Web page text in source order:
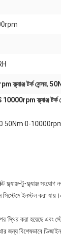
ফ্ল্যাঞ্জ টর্ক সেন্সর,
ফ্ল্যাঞ্জ টর্ক
50 50Nm 0-10000rpm
ফ্ল্যাঞ্জ-টু-ফ্ল্যাঞ্জ
ইনস্টল করা
উপর স্থির করা হয়েছে
জন্য বিশেষভাবে